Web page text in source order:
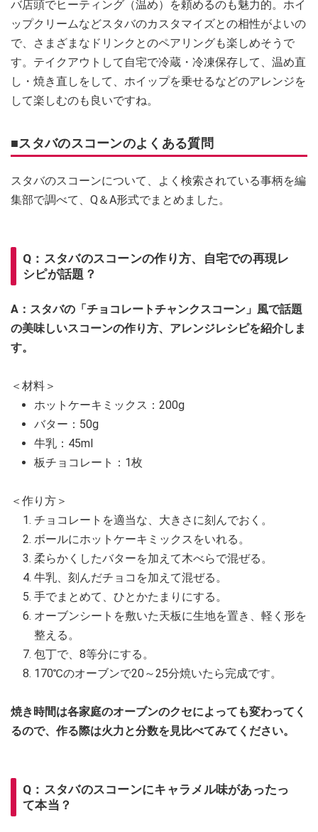
バ店頭でヒーティング（温め）を頼めるのも魅力的。ホイ
ップクリームなどスタバのカスタマイズとの相性がよいの
で、さまざまなドリンクとのペアリングも楽しめそうで
す。テイクアウトして自宅で冷蔵・冷凍保存して、温め直
し・焼き直しをして、ホイップを乗せるなどのアレンジを
して楽しむのも良いですね。
■スタバのスコーンのよくある質問
スタバのスコーンについて、よく検索されている事柄を編
集部で調べて、Q＆A形式でまとめました。
Q：スタバのスコーンの作り方、自宅での再現レ
シピが話題？
A：スタバの「チョコレートチャンクスコーン」風で話題
の美味しいスコーンの作り方、アレンジレシピを紹介しま
す。
＜材料＞
ホットケーキミックス：200g
バター：50g
牛乳：45ml
板チョコレート：1枚
＜作り方＞
チョコレートを適当な、大きさに刻んでおく。
ボールにホットケーキミックスをいれる。
柔らかくしたバターを加えて木べらで混ぜる。
牛乳、刻んだチョコを加えて混ぜる。
手でまとめて、ひとかたまりにする。
オーブンシートを敷いた天板に生地を置き、軽く形を
整える。
包丁で、8等分にする。
170℃のオーブンで20～25分焼いたら完成です。
焼き時間は各家庭のオーブンのクセによっても変わってく
るので、作る際は火力と分数を見比べてみてください。
Q：スタバのスコーンにキャラメル味があったっ
て本当？